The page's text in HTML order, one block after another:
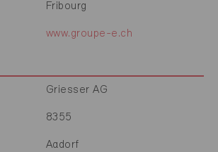
Fribourg
www.groupe-e.ch
Griesser AG
8355
Aadorf